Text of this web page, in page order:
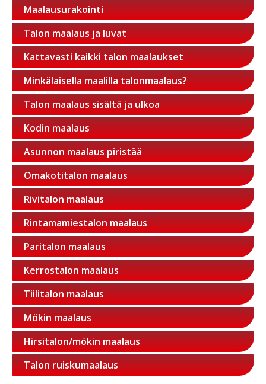
Maalausurakointi
Talon maalaus ja luvat
Kattavasti kaikki talon maalaukset
Minkälaisella maalilla talonmaalaus?
Talon maalaus sisältä ja ulkoa
Kodin maalaus
Asunnon maalaus piristää
Omakotitalon maalaus
Rivitalon maalaus
Rintamamiestalon maalaus
Paritalon maalaus
Kerrostalon maalaus
Tiilitalon maalaus
Mökin maalaus
Hirsitalon/mökin maalaus
Talon ruiskumaalaus